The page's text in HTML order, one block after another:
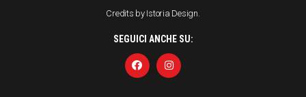
Credits by Istoria Design.
SEGUICI ANCHE SU: